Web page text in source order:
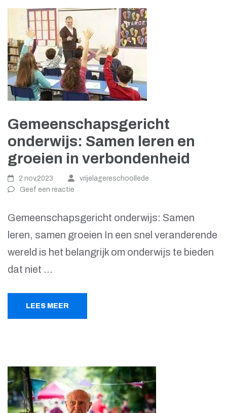
Gemeenschapsgericht
onderwijs: Samen leren en
groeien in verbondenheid
2 nov,2023
vrijelagereschoollede
Geef een reactie
Gemeenschapsgericht onderwijs: Samen
leren, samen groeien In een snel veranderende
wereld is het belangrijk om onderwijs te bieden
dat niet …
LEES MEER